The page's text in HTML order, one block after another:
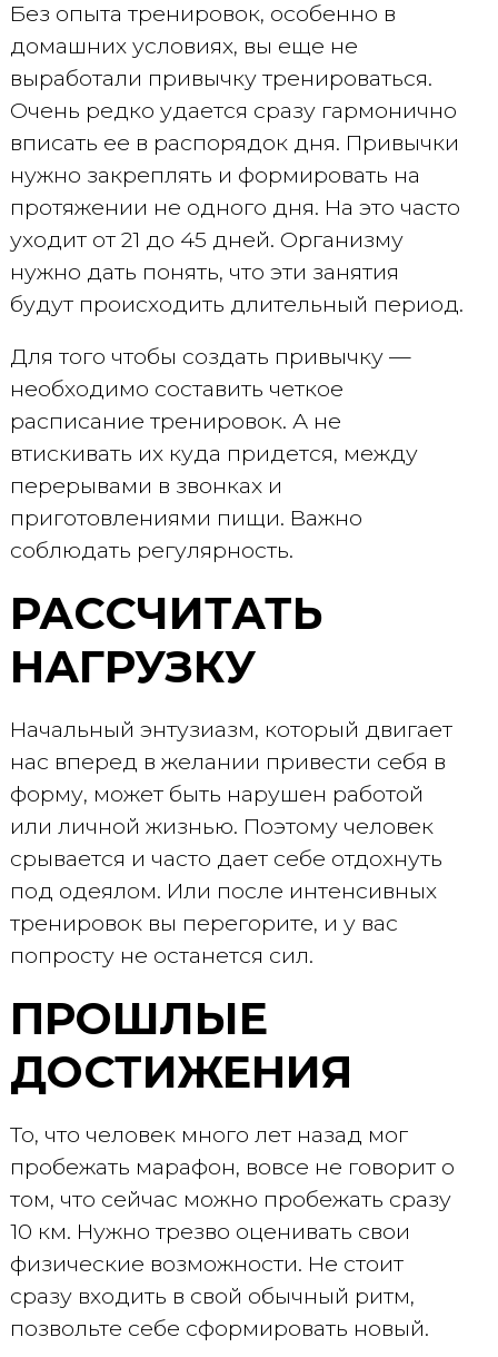
Без опыта тренировок, особенно в
домашних условиях, вы еще не
выработали привычку тренироваться.
Очень редко удается сразу гармонично
вписать ее в распорядок дня. Привычки
нужно закреплять и формировать на
протяжении не одного дня. На это часто
уходит от 21 до 45 дней. Организму
нужно дать понять, что эти занятия
будут происходить длительный период.
Для того чтобы создать привычку —
необходимо составить четкое
расписание тренировок. А не
втискивать их куда придется, между
перерывами в звонках и
приготовлениями пищи. Важно
соблюдать регулярность.
РАССЧИТАТЬ
НАГРУЗКУ
Начальный энтузиазм, который двигает
нас вперед в желании привести себя в
форму, может быть нарушен работой
или личной жизнью. Поэтому человек
срывается и часто дает себе отдохнуть
под одеялом. Или после интенсивных
тренировок вы перегорите, и у вас
попросту не останется сил.
ПРОШЛЫЕ
ДОСТИЖЕНИЯ
То, что человек много лет назад мог
пробежать марафон, вовсе не говорит о
том, что сейчас можно пробежать сразу
10 км. Нужно трезво оценивать свои
физические возможности. Не стоит
сразу входить в свой обычный ритм,
позвольте себе сформировать новый.